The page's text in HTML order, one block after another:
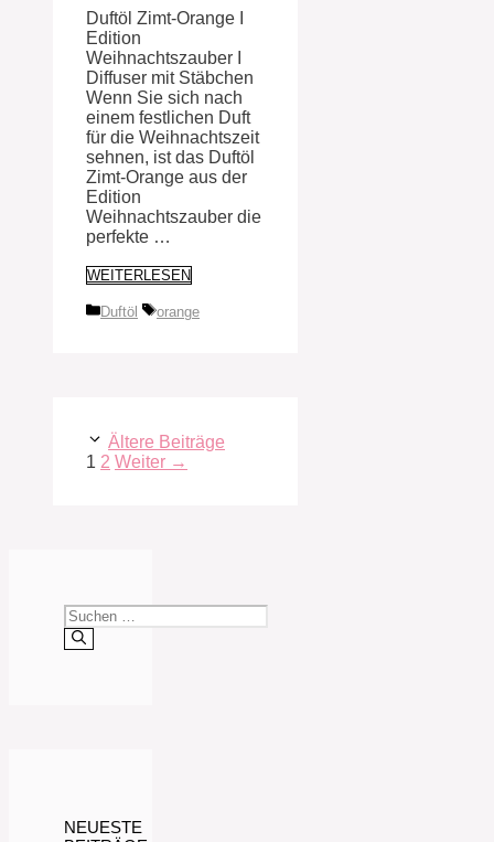
Duftöl Zimt-Orange I
Edition
Weihnachtszauber I
Diffuser mit Stäbchen
Wenn Sie sich nach
einem festlichen Duft
für die Weihnachtszeit
sehnen, ist das Duftöl
Zimt-Orange aus der
Edition
Weihnachtszauber die
perfekte …
WEITERLESEN
Kategorien
Duftöl Schlagwörter
orange
Ältere Beiträge
Seite
1 Seite
2 Weiter →
Suchen
nach:
NEUESTE